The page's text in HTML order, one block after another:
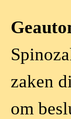
zaken
om